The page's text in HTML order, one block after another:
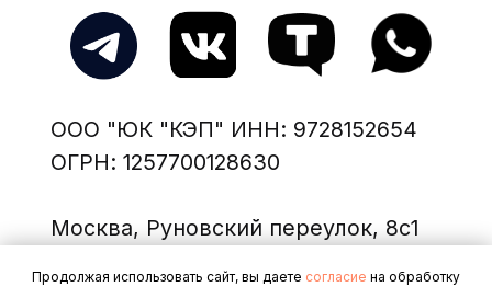
Продолжая использовать сайт, вы даете согласие на обработку